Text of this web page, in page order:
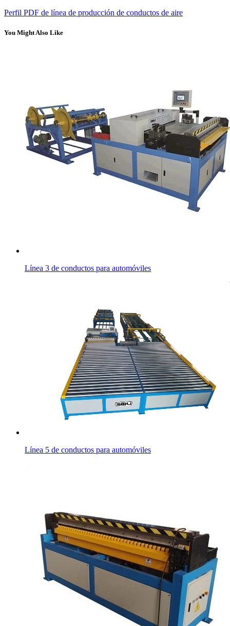
Perfil PDF de línea de producción de conductos de aire
You Might Also Like
Línea 3 de conductos para automóviles
Línea 5 de conductos para automóviles